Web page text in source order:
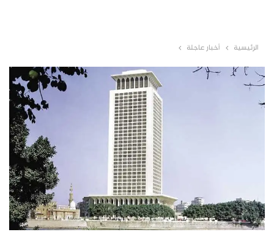
الرئيسية أخبار عاجلة